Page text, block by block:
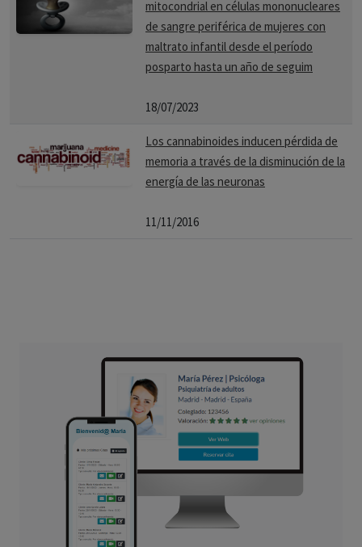
mitocondrial en células mononucleares
de sangre periférica de mujeres con
maltrato infantil desde el período
posparto hasta un año de seguim
18/07/2023
Los cannabinoides inducen pérdida de
memoria a través de la disminución de la
energía de las neuronas
11/11/2016